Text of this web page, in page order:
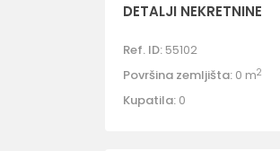
DETALJI NEKRETNINE
Ref. ID: 55102
Površina zemljišta: 0 m2
Kupatila: 0